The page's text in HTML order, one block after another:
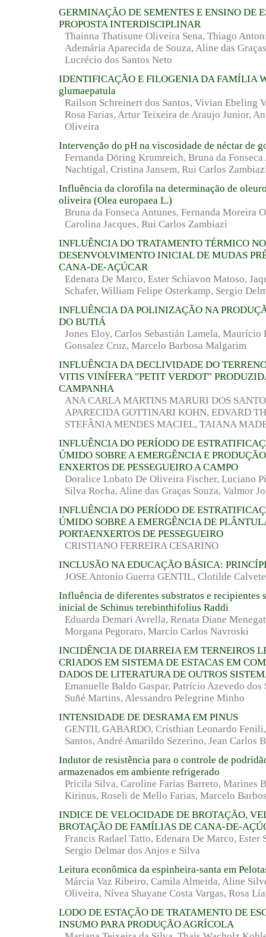
GERMINAÇÃO DE SEMENTES E ENSINO DE
PROPOSTA INTERDISCIPLINAR
Thainna Thatisune Oliveira Sena, Thiago
Ademária Aparecida de Souza, Aline das
Lucrécio dos Santos Neto
IDENTIFICAÇÃO E FILOGENIA DA FAMÍLIA
glumaepatula
Railson Schreinert dos Santos, Vivian Ebeling
Rosa Farias, Artur Teixeira de Araujo Junior,
Oliveira
Intervenção do pH na viscosidade de néctar de
Fernanda Döring Krumreich, Bruna da Fonseca
Nachtigal, Cristina Jansem, Rui Carlos
Influência da clorofila na determinação de
oliveira (Olea europaea L.)
Bruna da Fonseca Antunes, Fernanda Moreira
Carolina Jacques, Rui Carlos Zambiazi
INFLUÊNCIA DO TRATAMENTO TÉRMICO NO
DESENVOLVIMENTO INICIAL DE MUDAS
CANA-DE-AÇÚCAR
Edenara De Marco, Ester Schiavon Matoso,
Schafer, William Felipe Osterkamp, Sergio
INFLUÊNCIA DA POLINIZAÇÃO NA
DO BUTIÁ
Jones Eloy, Carlos Sebastián Lamela, Maurício
Gonsalez Cruz, Marcelo Barbosa Malgarim
INFLUÊNCIA DA DECLIVIDADE DO
VITIS VINÍFERA "PETIT VERDOT"
CAMPANHA
ANA CARLA MARTINS MARURI DOS
APARECIDA GOTTINARI KOHN, EDVARD
STEFÂNIA MENDES MACIEL, TAIANA
INFLUÊNCIA DO PERÍODO DE
ÚMIDO SOBRE A EMERGÊNCIA E
ENXERTOS DE PESSEGUEIRO A CAMPO
Doralice Lobato De Oliveira Fischer, Luciano
Silva Rocha, Aline das Graças Souza, Valmor
INFLUÊNCIA DO PERÍODO DE
ÚMIDO SOBRE A EMERGÊNCIA DE
PORTAENXERTOS DE PESSEGUEIRO
CRISTIANO FERREIRA CESARINO
INCLUSÃO NA EDUCAÇÃO BÁSICA:
JOSE Antonio Guerra GENTIL, Clotilde Calvete
Influência de diferentes substratos e recipientes
inicial de Schinus terebinthifolius Raddi
Eduarda Demari Avrella, Renata Diane
Morgana Pegoraro, Marcio Carlos Navroski
INCIDÊNCIA DE DIARREIA EM TERNEIROS
CRIADOS EM SISTEMA DE ESTACAS EM
DADOS DE LITERATURA DE OUTROS
Emanuelle Baldo Gaspar, Patrício Azevedo dos
Suñé Martins, Alessandro Pelegrine Minho
INTENSIDADE DE DESRAMA EM PINUS
GENTIL GABARDO, Cristhian Leonardo
Santos, André Amarildo Sezerino, Jean Carlos
Indutor de resistência para o controle de
armazenados em ambiente refrigerado
Pricila Silva, Caroline Farias Barreto, Marines
Kirinus, Roseli de Mello Farias, Marcelo
INDICE DE VELOCIDADE DE BROTAÇÃO,
BROTAÇÃO DE FAMÍLIAS DE CANA-DE-
Francis Radael Tatto, Edenara De Marco, Ester
Sergio Delmar dos Anjos e Silva
Leitura econômica da espinheira-santa em
Márcia Vaz Ribeiro, Camila Almeida, Aline
Oliveira, Nívea Shayane Costa Vargas, Rosa
LODO DE ESTAÇÃO DE TRATAMENTO DE
INSUMO PARA PRODUÇÃO AGRÍCOLA